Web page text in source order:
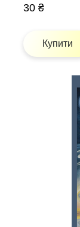
30 ₴
Купити